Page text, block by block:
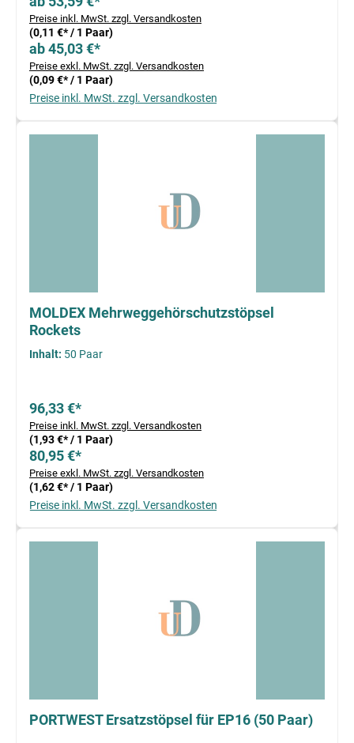
Preise inkl. MwSt. zzgl. Versandkosten
(0,11 €* / 1 Paar)
ab 45,03 €*
Preise exkl. MwSt. zzgl. Versandkosten
(0,09 €* / 1 Paar)
Preise inkl. MwSt. zzgl. Versandkosten
MOLDEX Mehrweggehörschutzstöpsel
Rockets
Inhalt: 50 Paar
96,33 €*
Preise inkl. MwSt. zzgl. Versandkosten
(1,93 €* / 1 Paar)
80,95 €*
Preise exkl. MwSt. zzgl. Versandkosten
(1,62 €* / 1 Paar)
Preise inkl. MwSt. zzgl. Versandkosten
PORTWEST Ersatzstöpsel für EP16 (50 Paar)